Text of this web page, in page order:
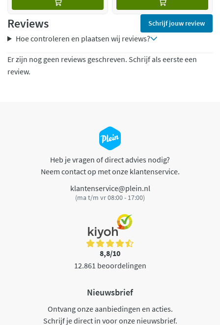
Reviews Schrijf jouw review
Hoe controleren en plaatsen wij reviews?
Er zijn nog geen reviews geschreven. Schrijf als eerste een
review.
Heb je vragen of direct advies nodig?
Neem contact op met onze klantenservice.
klantenservice@plein.nl
(ma t/m vr 08:00 - 17:00)
8,8/10
12.861 beoordelingen
Nieuwsbrief
Ontvang onze aanbiedingen en acties.
Schrijf je direct in voor onze nieuwsbrief.